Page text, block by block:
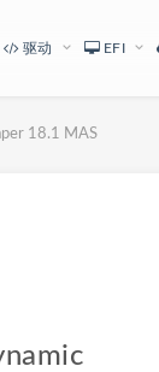
驱动 EFI
18.1 MAS